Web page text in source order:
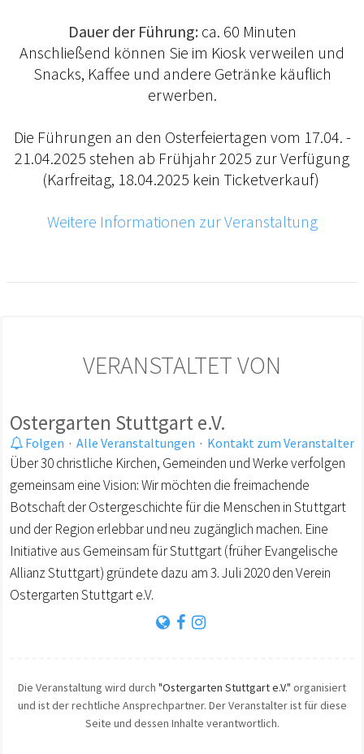
Dauer der Führung:ca. 60 Minuten
Anschließend können Sie im Kiosk verweilen und
Snacks, Kaffee und andere Getränke käuflich
erwerben.
Die Führungen an den Osterfeiertagen vom 17.04. -
21.04.2025 stehen ab Frühjahr 2025 zur Verfügung
(Karfreitag, 18.04.2025 kein Ticketverkauf)
Weitere Informationen zur Veranstaltung
VERANSTALTET VON
Ostergarten Stuttgart e.V.
Folgen · Alle Veranstaltungen · Kontakt zum Veranstalter
Über 30 christliche Kirchen, Gemeinden und Werke verfolgen
gemeinsam eine Vision: Wir möchten die freimachende
Botschaft der Ostergeschichte für die Menschen in Stuttgart
und der Region erlebbar und neu zugänglich machen. Eine
Initiative aus Gemeinsam für Stuttgart (früher Evangelische
Allianz Stuttgart) gründete dazu am 3. Juli 2020 den Verein
Ostergarten Stuttgart e.V.
Die Veranstaltung wird durch "Ostergarten Stuttgart e.V." organisiert
und ist der rechtliche Ansprechpartner. Der Veranstalter ist für diese
Seite und dessen Inhalte verantwortlich.